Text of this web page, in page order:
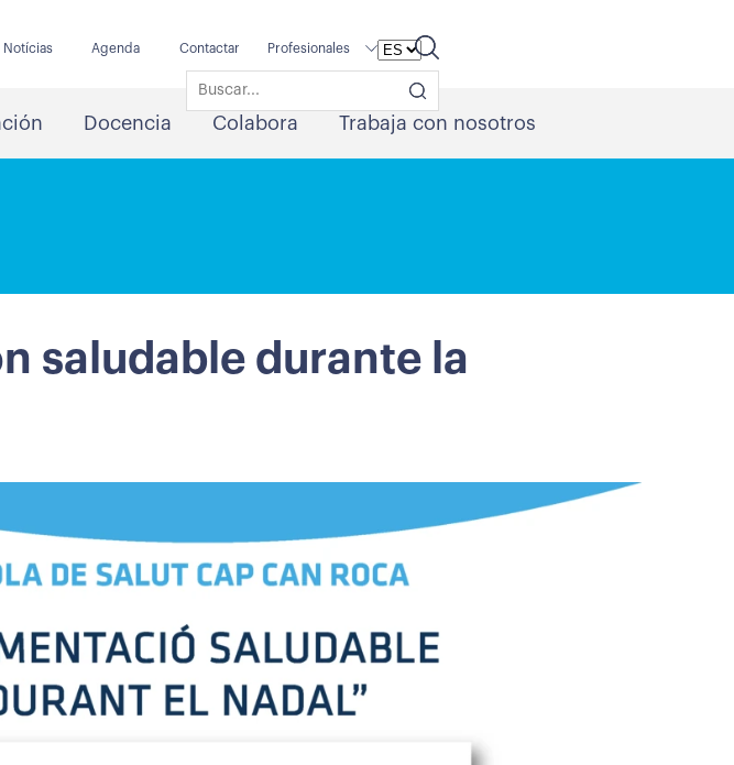
Notícias Agenda Contactar Profesionales
Docencia Colabora Trabaja con nosotros
saludable durante la